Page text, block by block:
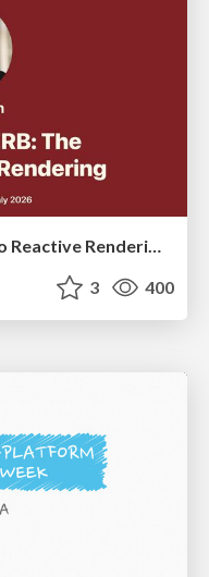
HTML-Aware ERB: The Path to Reactive Rendering @ RubyCon 2026, Rimini, Italy
3 400